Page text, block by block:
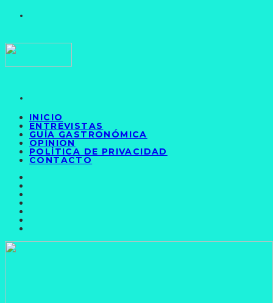
INICIO
ENTREVISTAS
GUÍA GASTRONÓMICA
OPINIÓN
POLÍTICA DE PRIVACIDAD
CONTACTO